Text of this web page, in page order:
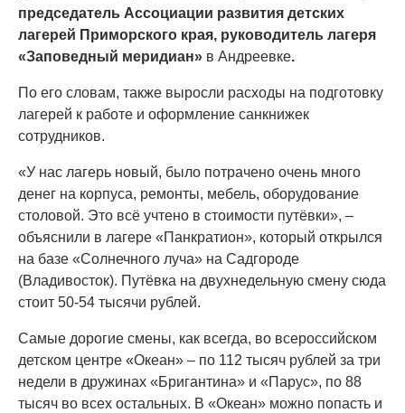
председатель Ассоциации развития детских
лагерей Приморского края, руководитель лагеря
«Заповедный меридиан» в Андреевке.
По его словам, также выросли расходы на подготовку
лагерей к работе и оформление санкнижек
сотрудников.
«У нас лагерь новый, было потрачено очень много
денег на корпуса, ремонты, мебель, оборудование
столовой. Это всё учтено в стоимости путёвки», –
объяснили в лагере «Панкратион», который открылся
на базе «Солнечного луча» на Садгороде
(Владивосток). Путёвка на двухнедельную смену сюда
стоит 50-54 тысячи рублей.
Самые дорогие смены, как всегда, во всероссийском
детском центре «Океан» – по 112 тысяч рублей за три
недели в дружинах «Бригантина» и «Парус», по 88
тысяч во всех остальных. В «Океан» можно попасть и